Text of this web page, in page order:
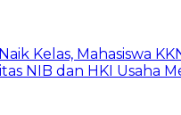
Kelas, Mahasiswa
NIB dan HKI Usaha